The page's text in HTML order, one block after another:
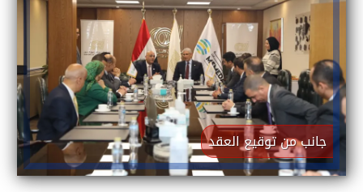
جانب من توقيع العقد